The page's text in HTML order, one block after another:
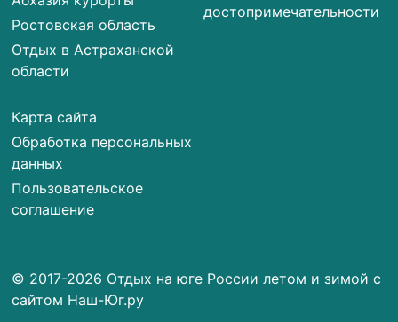
Ростовская область
Отдых в Астраханской
области
Карта сайта
Обработка персональных
данных
Пользовательское
соглашение
достопримечательности
© 2017-2026 Отдых на юге России летом и зимой с
сайтом Наш-Юг.ру